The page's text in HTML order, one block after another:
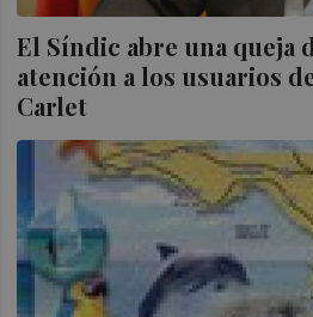
El Síndic abre una queja
atención a los usuarios
Carlet